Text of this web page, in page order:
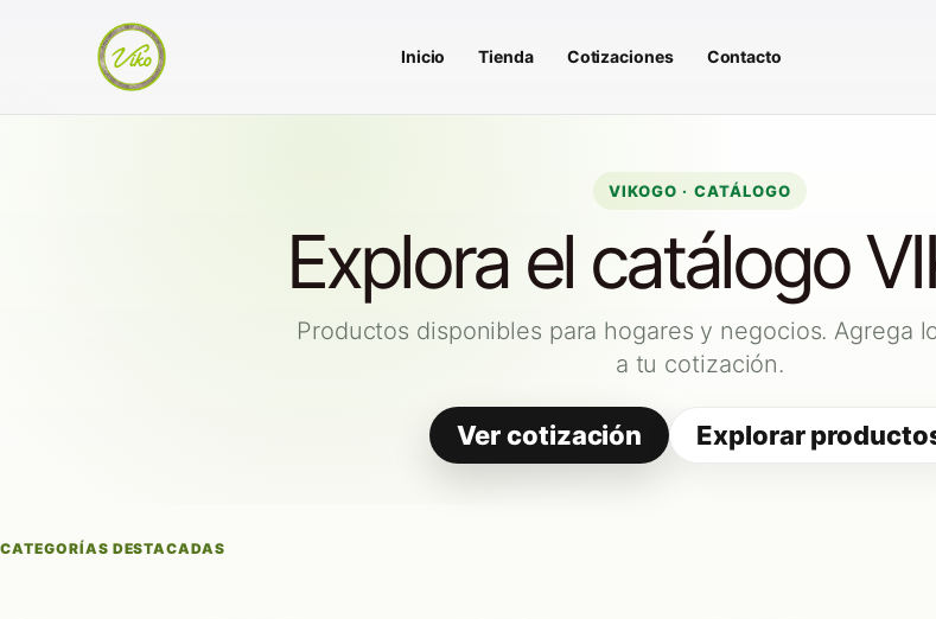
Inicio Tienda Cotizaciones Contacto
VIKOGO · CATÁLOGO
Explora el catálogo
Productos disponibles para hogares y negocios. Agrega
a tu cotización.
Ver cotización Explorar
CATEGORÍAS DESTACADAS